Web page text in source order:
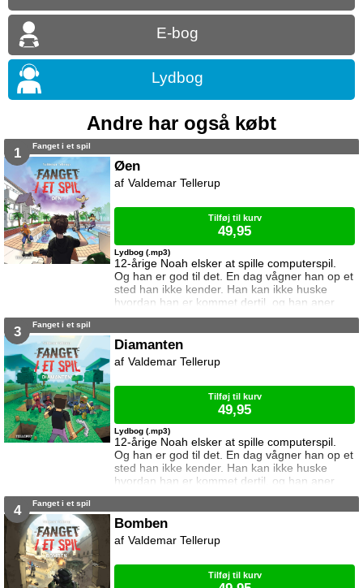
E-bog
Lydbog
Andre har også købt
1 Fanget i et spil
Øen
12-årige Noah elsker at spille computerspil.
Og han er god til det. En dag vågner han op et
sted han ikke kender. Han kan ikke huske
hvordan han er kommet dertil, og han aner
ikke hvordan han kommer hjem igen. Den
beskeder til ham. I denne bog vil uret have
vinde. Kan Noah det? Og hvad sker der hvis
Lydbog (.mp3)
Valdemar Tellerup
Tilføj til kurv
49,95
3 Fanget i et spil
Diamanten
12-årige Noah elsker at spille computerspil.
Og han er god til det. En dag vågner han op et
sted han ikke kender. Han kan ikke huske
hvordan han er kommet dertil, og han aner
ikke hvordan han kommer hjem igen. Den
beskeder til ham. I denne bog vil uret have
med monstre. Kan Noah det? Og hvad sker
Lydbog (.mp3)
Valdemar Tellerup
Tilføj til kurv
49,95
4 Fanget i et spil
Bomben
Valdemar Tellerup
Tilføj til kurv